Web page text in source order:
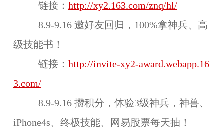
链接： http://xy2.163.com/znq/hl/
8.9-9.16 邀好友回归，100%拿神兵、高
级技能书！
链接： http://invite-xy2-award.webapp.16
3.com/
8.9-9.16 攒积分，体验3级神兵，神兽、
iPhone4s、终极技能、网易股票每天抽！